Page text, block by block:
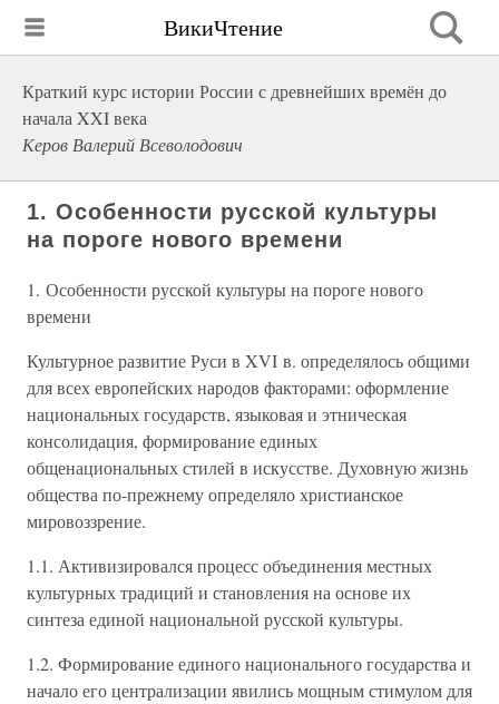
ВикиЧтение
Краткий курс истории России с древнейших времён до
начала XXI века
Керов Валерий Всеволодович
1. Особенности русской культуры
на пороге нового времени
1. Особенности русской культуры на пороге нового
времени
Культурное развитие Руси в XVI в. определялось общими
для всех европейских народов факторами: оформление
национальных государств, языковая и этническая
консолидация, формирование единых
общенациональных стилей в искусстве. Духовную жизнь
общества по-прежнему определяло христианское
мировоззрение.
1.1. Активизировался процесс объединения местных
культурных традиций и становления на основе их
синтеза единой национальной русской культуры.
1.2. Формирование единого национального государства и
начало его централизации явились мощным стимулом для